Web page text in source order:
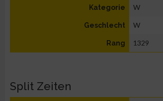
Kategorie W
Geschlecht W
Rang 1329
Split Zeiten